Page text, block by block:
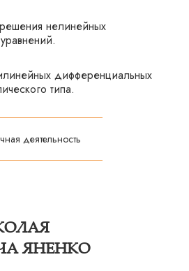
нелинейных
дифференциальных
типа.
деятельность
ЯНЕНКО